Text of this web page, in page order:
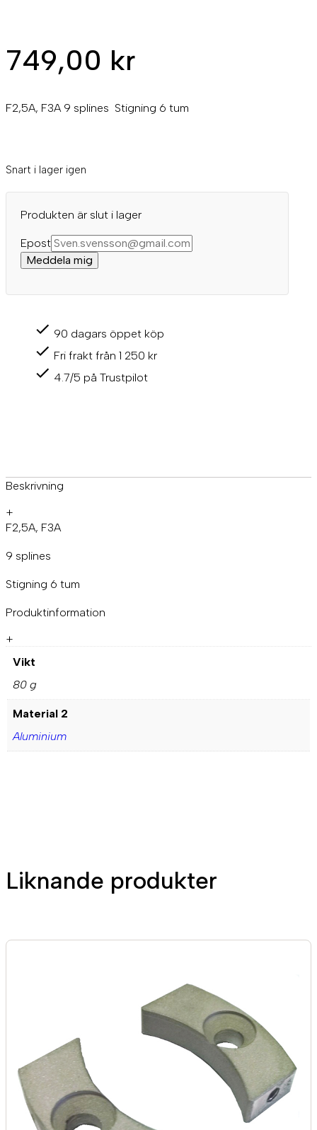
749,00 kr
F2,5A, F3A 9 splines Stigning 6 tum
Snart i lager igen
Produkten är slut i lager
Epost
Meddela mig
90 dagars öppet köp
Fri frakt från 1 250 kr
4.7/5 på Trustpilot
Beskrivning
+
F2,5A, F3A
9 splines
Stigning 6 tum
Produktinformation
+
Vikt
80 g
Material 2
Aluminium
Liknande produkter